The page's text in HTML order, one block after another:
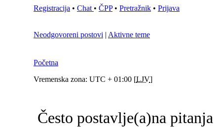
Registracija • Chat • ČPP• Pretražnik • Prijava
Neodgovoreni postovi | Aktivne teme
Početna
Vremenska zona: UTC + 01:00 [LJV]
Često postavlje(a)na pitanja